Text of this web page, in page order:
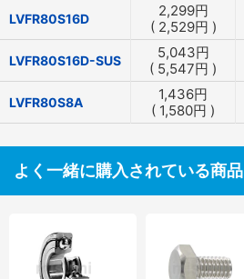
LVFR80S16D 2,299円
( 2,529円 )
LVFR80S16D-SUS 5,043円
( 5,547円 )
LVFR80S8A 1,436円
( 1,580円 )
よく一緒に購入されている商品